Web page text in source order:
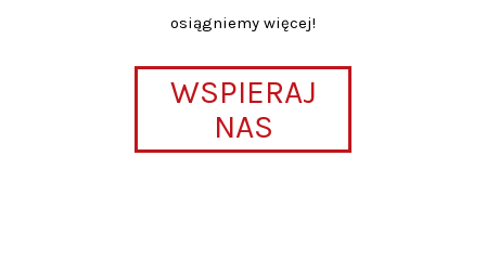
osiągniemy więcej!
WSPIERAJ
NAS